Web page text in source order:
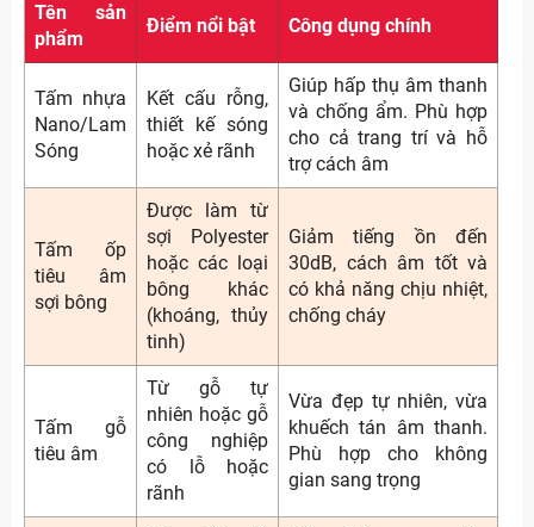
Tên sản
phẩm
Điểm nổi bật Công dụng chính
Tấm nhựa
Nano/Lam
Sóng
Kết cấu rỗng,
thiết kế sóng
hoặc xẻ rãnh
Giúp hấp thụ âm thanh
và chống ẩm. Phù hợp
cho cả trang trí và hỗ
trợ cách âm
Tấm ốp
tiêu âm
sợi bông
Được làm từ
sợi Polyester
hoặc các loại
bông khác
(khoáng, thủy
tinh)
Giảm tiếng ồn đến
30dB, cách âm tốt và
có khả năng chịu nhiệt,
chống cháy
Tấm gỗ
tiêu âm
Từ gỗ tự
nhiên hoặc gỗ
công nghiệp
có lỗ hoặc
rãnh
Vừa đẹp tự nhiên, vừa
khuếch tán âm thanh.
Phù hợp cho không
gian sang trọng